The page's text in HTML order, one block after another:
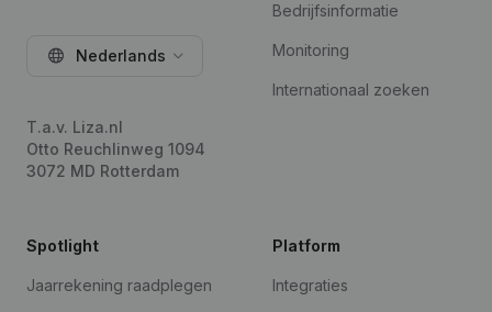
Nederlands
T.a.v. Liza.nl
Otto Reuchlinweg 1094
3072 MD Rotterdam
Bedrijfsinformatie
Monitoring
Internationaal zoeken
Spotlight
Jaarrekening raadplegen
Platform
Integraties